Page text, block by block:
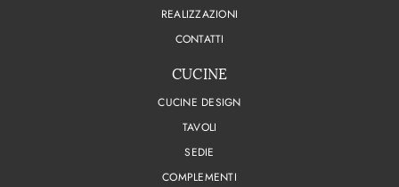
REALIZZAZIONI
CONTATTI
CUCINE
CUCINE DESIGN
TAVOLI
SEDIE
COMPLEMENTI